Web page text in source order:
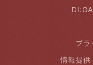
プラ
情報提供